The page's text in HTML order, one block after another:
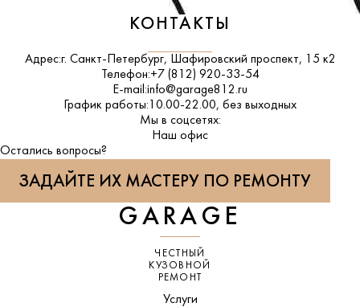
КОНТАКТЫ
Адрес:г. Санкт-Петербург, Шафировский проспект, 15 к2
Телефон:+7 (812) 920-33-54
E-mail:info@garage812.ru
График работы:10.00-22.00, без выходных
Мы в соцсетях:
ВКонтакте
Наш офис
Остались вопросы?
ЗАДАЙТЕ ИХ МАСТЕРУ ПО РЕМОНТУ
GARAGE
ЧЕСТНЫЙ
КУЗОВНОЙ
РЕМОНТ
Услуги